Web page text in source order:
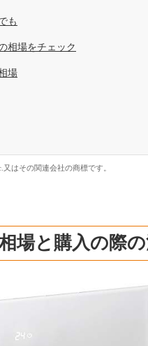
も
相場をチェック
場
はその関連会社の商標です。
場と購入の際の